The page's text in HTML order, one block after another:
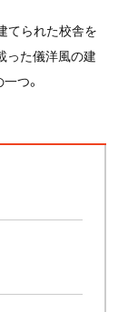
てられた校舎を
った儀洋風の建
つ。